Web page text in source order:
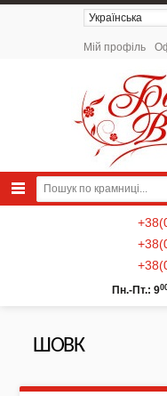
Мій профіль
Пн.-Пт.: 9
ШОВК